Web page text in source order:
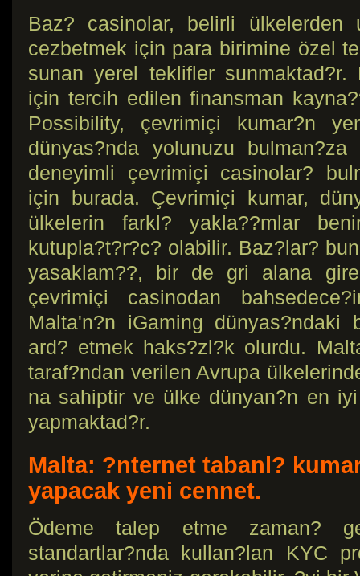
Baz? casinolar, belirli ülkelerden
cezbetmek için para birimine özel
sunan yerel teklifler sunmaktad?r.
için tercih edilen finansman
Possibility, çevrimiçi kumar?n
dünyas?nda yolunuzu
deneyimli çevrimiçi casinolar?
için burada. Çevrimiçi kumar,
ülkelerin farkl? yakla??mlar
kutupla?t?r?c? olabilir. Baz?lar?
yasaklam??, bir de gri alana
çevrimiçi casinodan
Malta'n?n iGaming
ard? etmek haks?zl?k olurdu.
taraf?ndan verilen Avrupa
na sahiptir ve ülke dünyan?n en
yapmaktad?r.
Malta: ?nternet tabanl?
yapacak yeni cennet.
Ödeme talep etme zaman?
standartlar?nda kullan?lan KYC